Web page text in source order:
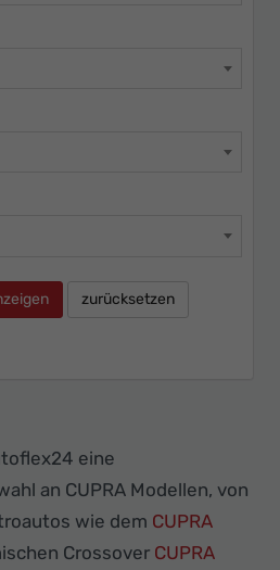
zurücksetzen
eine
an CUPRA Modellen, von
wie dem CUPRA
Crossover CUPRA